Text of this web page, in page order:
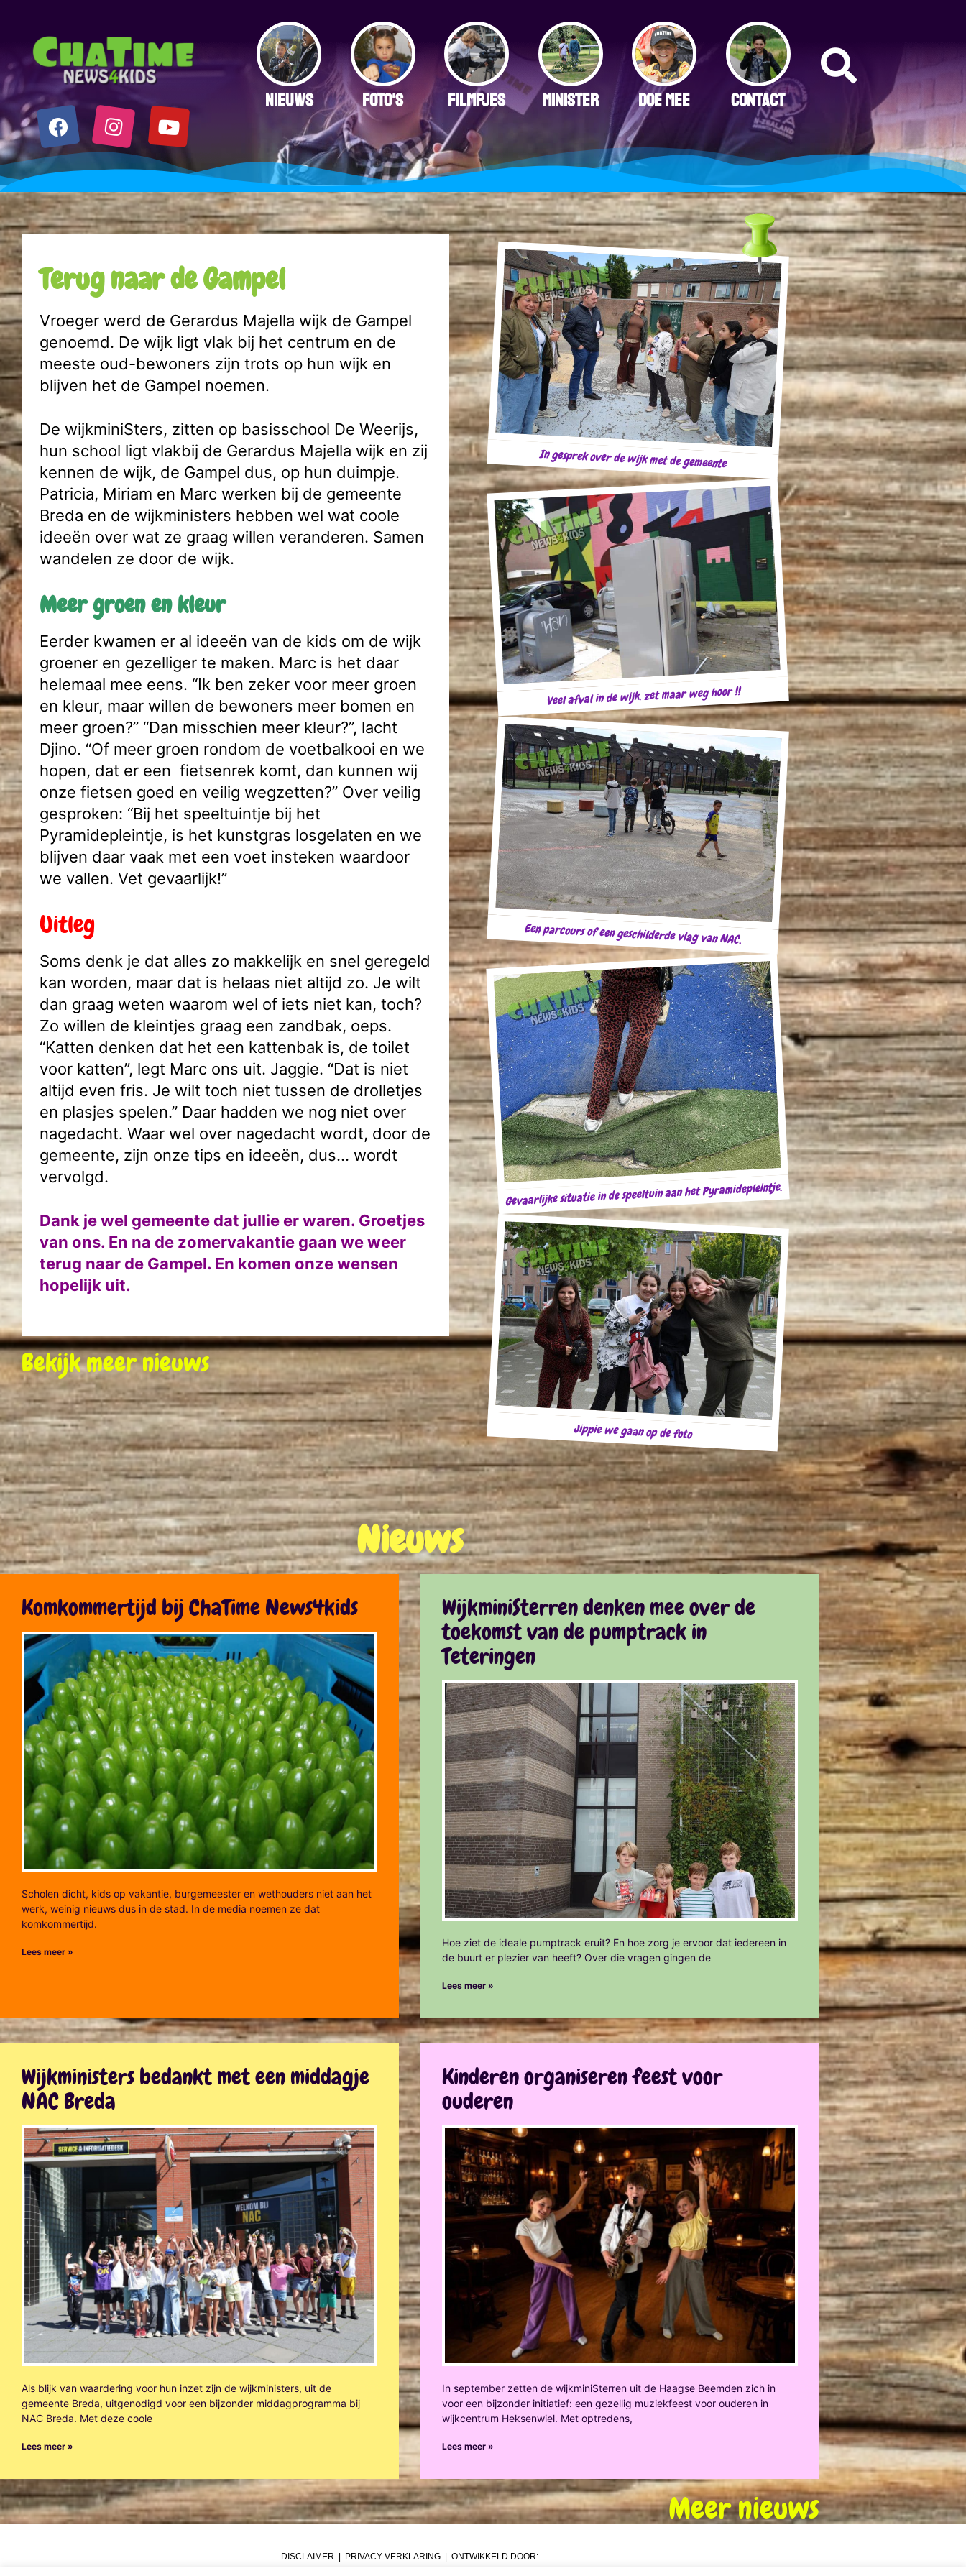
NIEUWS FOTO'S FILMPJES MINISTER DOE MEE CONTACT
Terug naar de Gampel
Vroeger werd de Gerardus Majella wijk de Gampel
genoemd. De wijk ligt vlak bij het centrum en de
meeste oud-bewoners zijn trots op hun wijk en
blijven het de Gampel noemen.
De wijkminiSters, zitten op basisschool De Weerijs,
hun school ligt vlakbij de Gerardus Majella wijk en zij
kennen de wijk, de Gampel dus, op hun duimpje.
Patricia, Miriam en Marc werken bij de gemeente
Breda en de wijkministers hebben wel wat coole
ideeën over wat ze graag willen veranderen. Samen
wandelen ze door de wijk.
Meer groen en kleur
Eerder kwamen er al ideeën van de kids om de wijk
groener en gezelliger te maken. Marc is het daar
helemaal mee eens. “Ik ben zeker voor meer groen
en kleur, maar willen de bewoners meer bomen en
meer groen?” “Dan misschien meer kleur?”, lacht
Djino. “Of meer groen rondom de voetbalkooi en we
hopen, dat er een fietsenrek komt, dan kunnen wij
onze fietsen goed en veilig wegzetten?” Over veilig
gesproken: “Bij het speeltuintje bij het
Pyramidepleintje, is het kunstgras losgelaten en we
blijven daar vaak met een voet insteken waardoor
we vallen. Vet gevaarlijk!”
Uitleg
Soms denk je dat alles zo makkelijk en snel geregeld
kan worden, maar dat is helaas niet altijd zo. Je wilt
dan graag weten waarom wel of iets niet kan, toch?
Zo willen de kleintjes graag een zandbak, oeps.
“Katten denken dat het een kattenbak is, de toilet
voor katten”, legt Marc ons uit. Jaggie. “Dat is niet
altijd even fris. Je wilt toch niet tussen de drolletjes
en plasjes spelen.” Daar hadden we nog niet over
nagedacht. Waar wel over nagedacht wordt, door de
gemeente, zijn onze tips en ideeën, dus… wordt
vervolgd.
Dank je wel gemeente dat jullie er waren. Groetjes
van ons. En na de zomervakantie gaan we weer
terug naar de Gampel. En komen onze wensen
hopelijk uit.
Bekijk meer nieuws
In gesprek over de wijk met de gemeente
Veel afval in de wijk, zet maar weg hoor !!
Een parcours of een geschilderde vlag van NAC.
Gevaarlijke situatie in de speeltuin aan het Pyramidepleintje.
Jippie we gaan op de foto
Nieuws
Komkommertijd bij ChaTime News4kids
Scholen dicht, kids op vakantie, burgemeester en wethouders niet aan het
werk, weinig nieuws dus in de stad. In de media noemen ze dat
komkommertijd.
Lees meer »
WijkminiSterren denken mee over de
toekomst van de pumptrack in
Teteringen
Hoe ziet de ideale pumptrack eruit? En hoe zorg je ervoor dat iedereen in
de buurt er plezier van heeft? Over die vragen gingen de
Lees meer »
Wijkministers bedankt met een middagje
NAC Breda
Als blijk van waardering voor hun inzet zijn de wijkministers, uit de
gemeente Breda, uitgenodigd voor een bijzonder middagprogramma bij
NAC Breda. Met deze coole
Lees meer »
Kinderen organiseren feest voor
ouderen
In september zetten de wijkminiSterren uit de Haagse Beemden zich in
voor een bijzonder initiatief: een gezellig muziekfeest voor ouderen in
wijkcentrum Heksenwiel. Met optredens,
Lees meer »
Meer nieuws
DISCLAIMER PRIVACY VERKLARING | ONTWIKKELD DOOR: